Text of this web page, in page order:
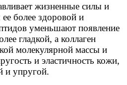
жизненные силы и
более здоровой и
уменьшают появление
гладкой, а коллаген
молекулярной массы и
и эластичность кожи,
и упругой.